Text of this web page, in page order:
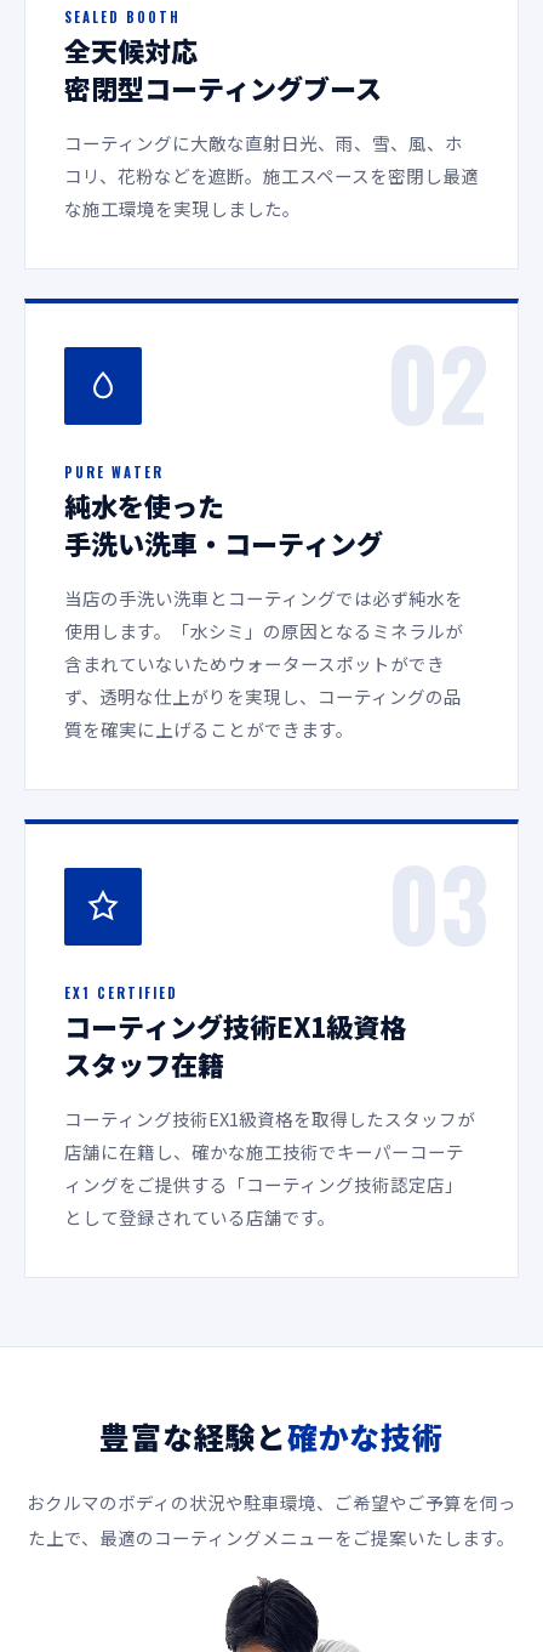
SEALED BOOTH
全天候対応
密閉型コーティングブース
コーティングに大敵な直射日光、雨、雪、風、ホ
コリ、花粉などを遮断。施工スペースを密閉し最適
な施工環境を実現しました。
02
PURE WATER
純水を使った
手洗い洗車・コーティング
当店の手洗い洗車とコーティングでは必ず純水を
使用します。「水シミ」の原因となるミネラルが
含まれていないためウォータースポットができ
ず、透明な仕上がりを実現し、コーティングの品
質を確実に上げることができます。
03
EX1 CERTIFIED
コーティング技術EX1級資格
スタッフ在籍
コーティング技術EX1級資格を取得したスタッフが
店舗に在籍し、確かな施工技術でキーパーコーテ
ィングをご提供する「コーティング技術認定店」
として登録されている店舗です。
豊富な経験と確かな技術
おクルマのボディの状況や駐車環境、ご希望やご予算を伺っ
た上で、最適のコーティングメニューをご提案いたします。